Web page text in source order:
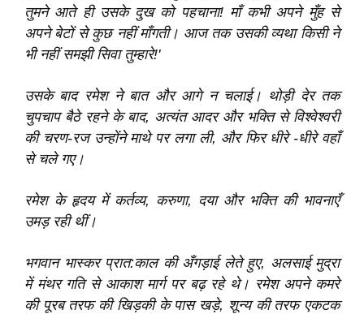
तुमने आते ही उसके दुख को पहचाना! माँ कभी अपने मुँह से
अपने बेटों से कुछ नहीं माँगती। आज तक उसकी व्यथा किसी ने
भी नहीं समझी सिवा तुम्हारे!'
उसके बाद रमेश ने बात और आगे न चलाई। थोड़ी देर तक
चुपचाप बैठे रहने के बाद, अत्यंत आदर और भक्ति से विश्‍वेश्‍वरी
की चरण-रज उन्होंने माथे पर लगा ली, और फिर धीरे -धीरे वहाँ
से चले गए।
रमेश के हृदय में कर्तव्य, करुणा, दया और भक्ति की भावनाएँ
उमड़ रही थीं।
भगवान भास्कर प्रात:काल की अँगड़ाई लेते हुए, अलसाई मुद्रा
में मंथर गति से आकाश मार्ग पर बढ़ रहे थे। रमेश अपने कमरे
की पूरब तरफ की खिड़की के पास खड़े, शून्य की तरफ एकटक